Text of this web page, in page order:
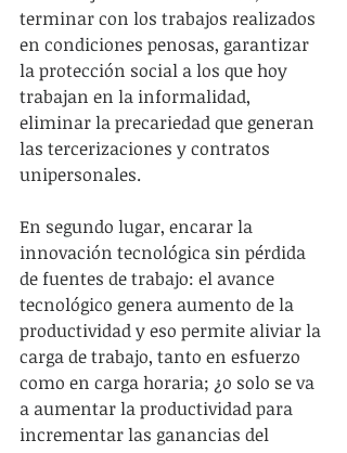
terminar con los trabajos realizados
en condiciones penosas, garantizar
la protección social a los que hoy
trabajan en la informalidad,
eliminar la precariedad que generan
las tercerizaciones y contratos
unipersonales.
En segundo lugar, encarar la
innovación tecnológica sin pérdida
de fuentes de trabajo: el avance
tecnológico genera aumento de la
productividad y eso permite aliviar la
carga de trabajo, tanto en esfuerzo
como en carga horaria; ¿o solo se va
a aumentar la productividad para
incrementar las ganancias del